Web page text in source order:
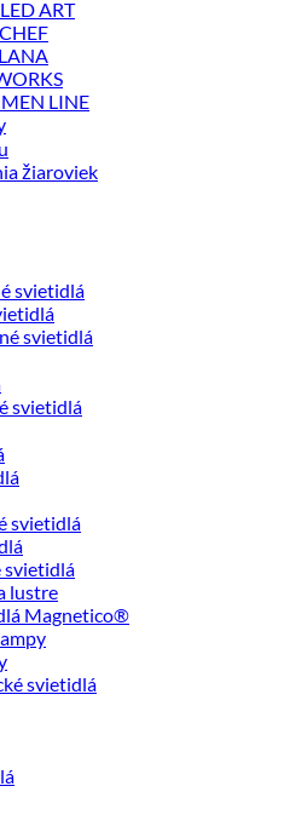
ART
LINE
žiaroviek
svietidlá
svietidlá
svietidlá
svietidlá
svietidlá
lustre
Magnetico®
svietidlá